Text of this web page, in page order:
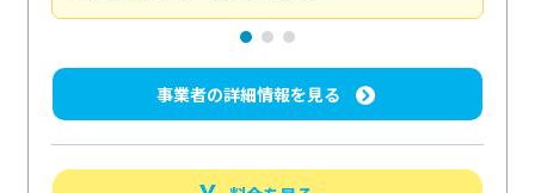
事業者の詳細情報を見る